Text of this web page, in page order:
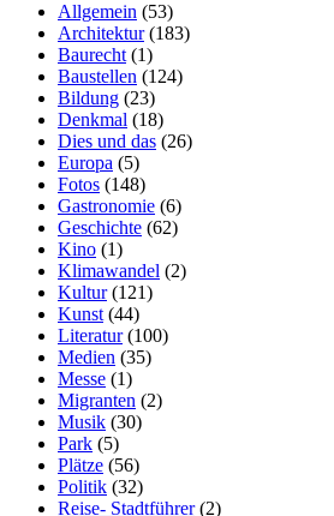
Allgemein (53)
Architektur(183)
Baurecht (1)
Baustellen (124)
Bildung (23)
Denkmal (18)
Dies und das (26)
Europa (5)
Fotos (148)
Gastronomie (6)
Geschichte (62)
Kino (1)
Klimawandel (2)
Kultur(121)
Kunst (44)
Literatur(100)
Medien (35)
Messe (1)
Migranten (2)
Musik (30)
Park (5)
Plätze (56)
Politik (32)
Reise- Stadtführer(2)